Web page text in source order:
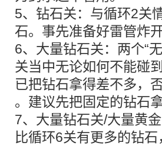
5、钻石关：与循环2关
石。事先准备好雷管
6、大量钻石关：两个“
关当中无论如何不能碰
已把钻石拿得差不多，
。建议先把固定的钻
7、大量钻石关/大量黄
比循环6关有更多的钻